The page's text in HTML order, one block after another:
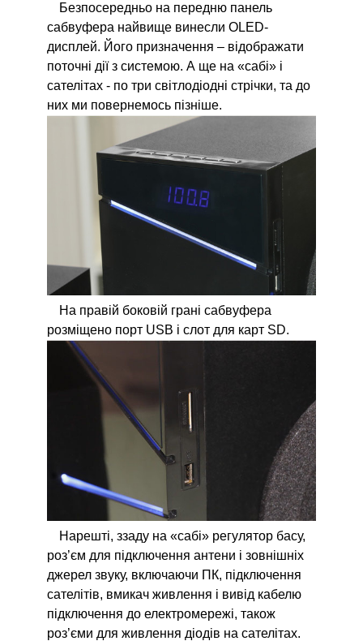
Безпосередньо на передню панель
сабвуфера найвище винесли OLED-
дисплей. Його призначення – відображати
поточні дії з системою. А ще на «сабі» і
сателітах - по три світлодіодні стрічки, та до
них ми повернемось пізніше.
На правій боковій грані сабвуфера
розміщено порт USB і слот для карт SD.
Нарешті, ззаду на «сабі» регулятор басу,
роз’єм для підключення антени і зовнішніх
джерел звуку, включаючи ПК, підключення
сателітів, вмикач живлення і вивід кабелю
підключення до електромережі, також
роз’єми для живлення діодів на сателітах.